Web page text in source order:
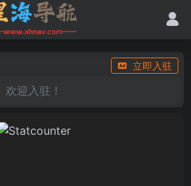
立即入驻
欢迎入驻！